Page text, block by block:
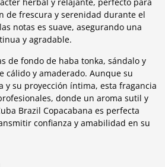
de frescura y serenidad durante el
notas es suave, asegurando una
y agradable.
de fondo de haba tonka, sándalo y
cálido y amaderado. Aunque su
y su proyección íntima, esta fragancia
donde un aroma sutil y
Brazil Copacabana es perfecta
confianza y amabilidad en su